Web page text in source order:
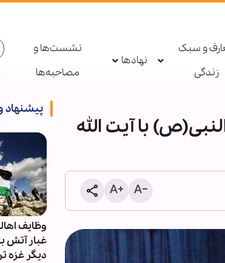
و سبک
زندگی
نهادها
نشست‌ها و
مصاحبه‌ها
با آيت الله
پیشنهاد
وزیر امور خارجه خطاب به
همسایگان: زمان آن فرا رسیده
است که به خود متکی باشیم
وظایف
غبار آتش
دیگر غزه